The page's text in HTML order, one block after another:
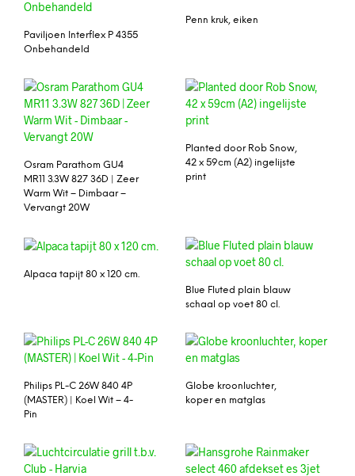
Paviljoen Interflex P 4355
Onbehandeld
Penn kruk, eiken
Osram Parathom GU4
MR11 3.3W 827 36D | Zeer
Warm Wit – Dimbaar –
Vervangt 20W
Planted door Rob Snow,
42 x 59cm (A2) ingelijste
print
Alpaca tapijt 80 x 120 cm.
Blue Fluted plain blauw
schaal op voet 80 cl.
Philips PL-C 26W 840 4P
(MASTER) | Koel Wit – 4-
Pin
Globe kroonluchter,
koper en matglas